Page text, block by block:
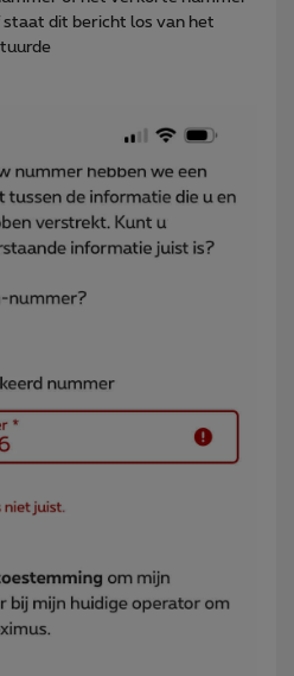
dit bericht los van het